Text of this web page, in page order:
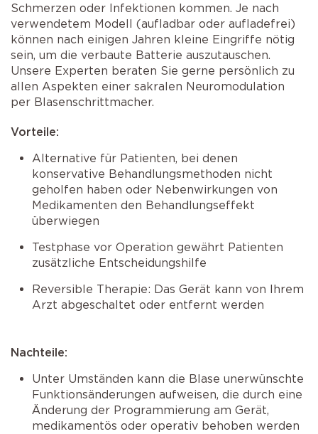
Schmerzen oder Infektionen kommen. Je nach
verwendetem Modell (aufladbar oder aufladefrei)
können nach einigen Jahren kleine Eingriffe nötig
sein, um die verbaute Batterie auszutauschen.
Unsere Experten beraten Sie gerne persönlich zu
allen Aspekten einer sakralen Neuromodulation
per Blasenschrittmacher.
Vorteile:
Alternative für Patienten, bei denen
konservative Behandlungsmethoden nicht
geholfen haben oder Nebenwirkungen von
Medikamenten den Behandlungseffekt
überwiegen
Testphase vor Operation gewährt Patienten
zusätzliche Entscheidungshilfe
Reversible Therapie: Das Gerät kann von Ihrem
Arzt abgeschaltet oder entfernt werden
Nachteile:
Unter Umständen kann die Blase unerwünschte
Funktionsänderungen aufweisen, die durch eine
Änderung der Programmierung am Gerät,
medikamentös oder operativ behoben werden